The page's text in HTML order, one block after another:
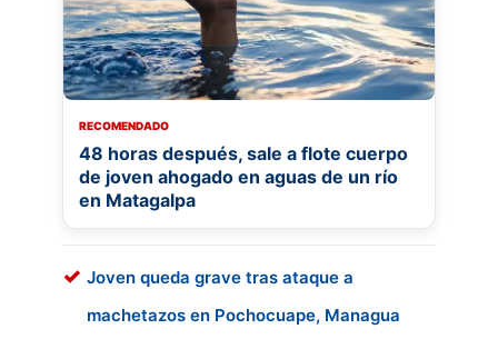
RECOMENDADO
48 horas después, sale a flote cuerpo
de joven ahogado en aguas de un río
en Matagalpa
Joven queda grave tras ataque a
machetazos en Pochocuape, Managua